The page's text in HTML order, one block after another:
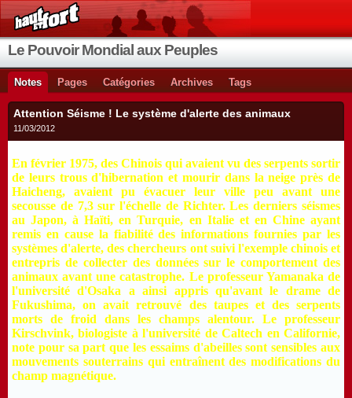
Le Pouvoir Mondial aux Peuples
Notes Pages Catégories Archives Tags
Attention Séisme ! Le système d'alerte des animaux
11/03/2012
En février 1975, des Chinois qui avaient vu des serpents sortir
de leurs trous d'hibernation et mourir dans la neige près de
Haicheng, avaient pu évacuer leur ville peu avant une
secousse de 7,3 sur l'échelle de Richter. Les derniers séismes
au Japon, à Haïti, en Turquie, en Italie et en Chine ayant
remis en cause la fiabilité des informations fournies par les
systèmes d'alerte, des chercheurs ont suivi l'exemple chinois et
entrepris de collecter des données sur le comportement des
animaux avant une catastrophe. Le professeur Yamanaka de
l'université d'Osaka a ainsi appris qu'avant le drame de
Fukushima, on avait retrouvé des taupes et des serpents
morts de froid dans les champs alentour. Le professeur
Kirschvink, biologiste à l'université de Caltech en Californie,
note pour sa part que les essaims d'abeilles sont sensibles aux
mouvements souterrains qui entraînent des modifications du
champ magnétique.